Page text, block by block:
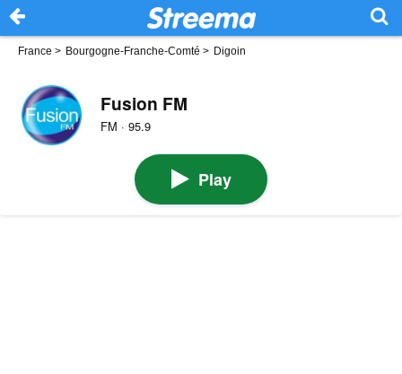
France > Bourgogne-Franche-Comté > Digoin
Fusion FM
FM · 95.9
Play